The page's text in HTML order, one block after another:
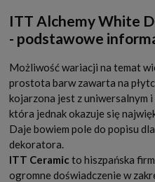
ITT Alchemy White
- podstawowe
Możliwość wariacji na temat
prostota barw zawarta na
kojarzona jest z uniwersalnym
która jednak okazuje się
Daje bowiem pole do popisu
dekoratora.
ITT Ceramicto hiszpańska
ogromne doświadczenie w